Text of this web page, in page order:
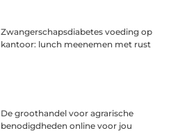
Zwangerschapsdiabetes voeding op
kantoor: lunch meenemen met rust
De groothandel voor agrarische
benodigdheden online voor jou